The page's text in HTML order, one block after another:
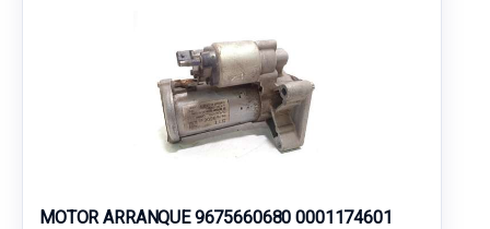
MOTOR ARRANQUE 9675660680 0001174601